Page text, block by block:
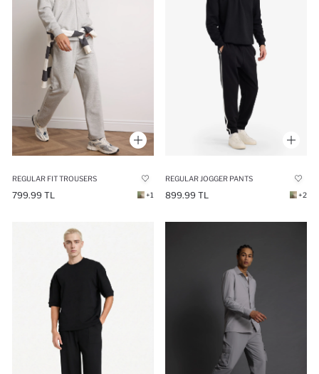
REGULAR FIT TROUSERS
799.99 TL +1
REGULAR JOGGER PANTS
899.99 TL +2